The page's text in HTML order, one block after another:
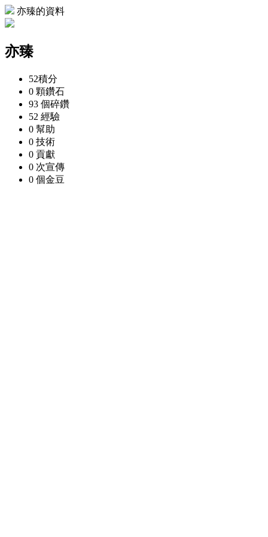
亦臻的資料
亦臻
52積分
0 顆鑽石
93 個碎鑽
52 經驗
0 幫助
0 技術
0 貢獻
0 次宣傳
0 個金豆